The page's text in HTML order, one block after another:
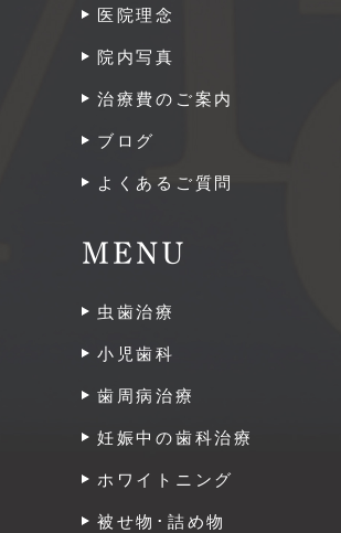
医院理念
院内写真
治療費のご案内
ブログ
よくあるご質問
MENU
虫歯治療
小児歯科
歯周病治療
妊娠中の歯科治療
ホワイトニング
被せ物･詰め物